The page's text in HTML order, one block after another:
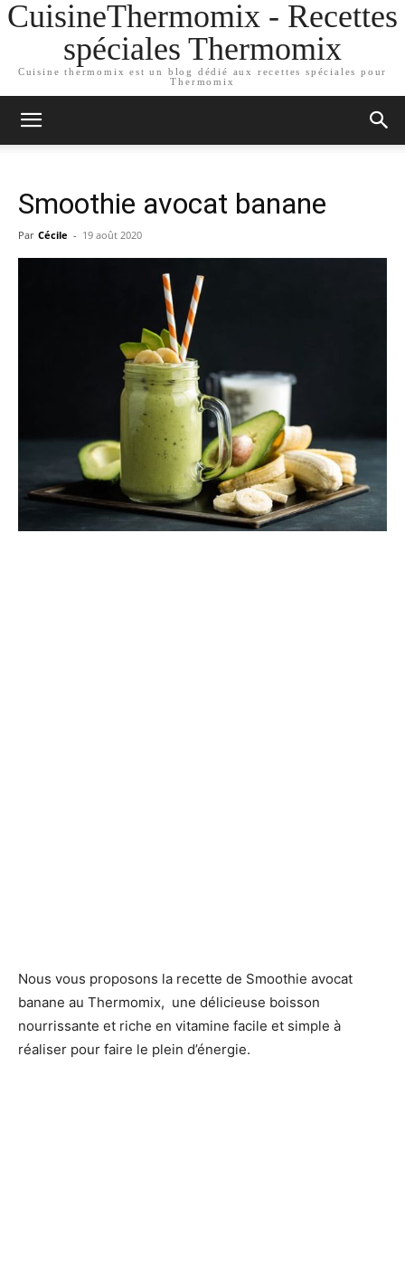
CuisineThermomix - Recettes
spéciales Thermomix
Cuisine thermomix est un blog dédié aux recettes spéciales pour
Thermomix
Smoothie avocat banane
Par Cécile - 19 août 2020
Nous vous proposons la recette de Smoothie avocat
banane au Thermomix, une délicieuse boisson
nourrissante et riche en vitamine facile et simple à
réaliser pour faire le plein d’énergie.